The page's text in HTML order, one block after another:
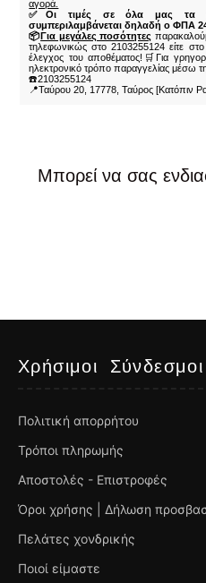
αγορά.
✅Οι τιμές σε όλα μας τα
συμπεριλαμβάνεται δηλαδή ο ΦΠΑ
📦 Για μεγάλες ποσότητες
τηλεφωνικώς στο 2103255124 είτε
έλεγχος του αποθέματος!🛒Για
ηλεκτρονικό τρόπο παραγγελίας μέσω
☎️2103255124
📍Ταύρου 20, 17778, Ταύρος [Κατόπιν
Μπορεί να σας
Χρήσιμοι Σύνδεσμοι
Πολιτική απορρήτου
Τρόποι πληρωμής
Αποστολές - Επιστροφές
Όροι χρήσης | Δήλωση
Πελάτες χονδρικής
Ποιοί είμαστε